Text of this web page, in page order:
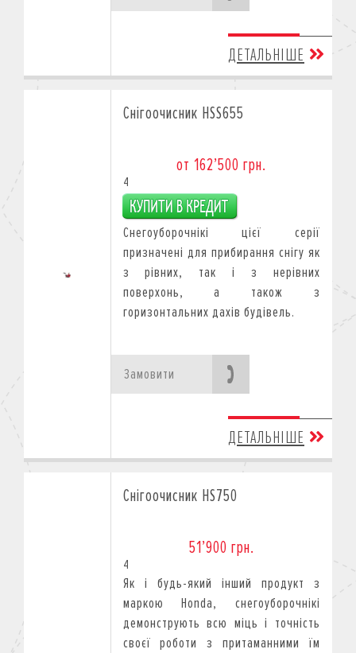
ДЕТАЛЬНІШЕ
Снігоочисник HSS655
от 162’500 грн.
4
Снегоуборочнікі цієї серії
призначені для прибирання снігу як
з рівних, так і з нерівних
поверхонь, а також з
горизонтальних дахів будівель.
Замовити
ДЕТАЛЬНІШЕ
Снігоочисник HS750
51’900 грн.
4
Як і будь-який інший продукт з
маркою Honda, снегоуборочнікі
демонструють всю міць і точність
своєї роботи з притаманними їм